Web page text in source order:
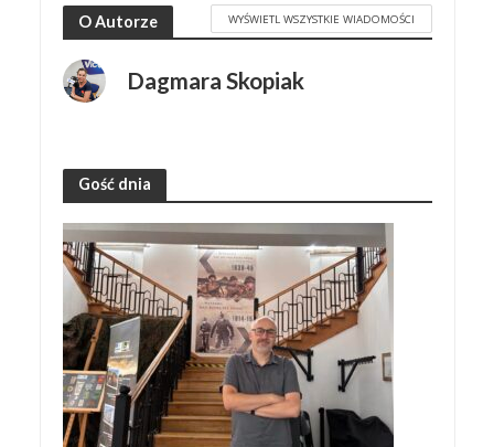
O Autorze WYŚWIETL WSZYSTKIE WIADOMOŚCI
Dagmara Skopiak
Gość dnia